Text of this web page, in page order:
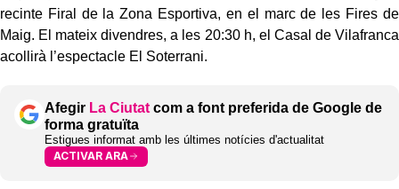
recinte Firal de la Zona Esportiva, en el marc de les Fires de
Maig. El mateix divendres, a les 20:30 h, el Casal de Vilafranca
acollirà l’espectacle El Soterrani.
Afegir La Ciutat com a font preferida de Google de
forma gratuïta
Estigues informat amb les últimes notícies d'actualitat
ACTIVAR ARA